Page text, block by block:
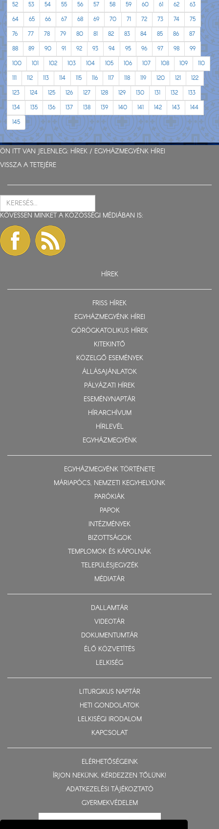
52
53 54 55 56 57 58 59 60 61 62
63
64
65 66 67 68 69 70 71 72 73 74
75
76
77 78 79 80 81 82 83 84 85 86
87
88
89 90 91 92 93 94 95 96 97 98
99
100
101 102 103 104 105 106 107 108 109
110
111
112 113 114 115 116 117 118 119 120 121
122
123
124 125 126 127 128 129 130 131 132
133
134
135 136 137 138 139 140 141 142 143
144
145
ÖN ITT VAN JELENLEG: HÍREK / EGYHÁZMEGYÉNK HÍREI
VISSZA A TETEJÉRE
KÖVESSEN MINKET A KÖZÖSSÉGI MÉDIÁBAN IS:
HÍREK
FRISS HÍREK
EGYHÁZMEGYÉNK HÍREI
GÖRÖGKATOLIKUS HÍREK
KITEKINTŐ
KÖZELGŐ ESEMÉNYEK
ÁLLÁSAJÁNLATOK
PÁLYÁZATI HÍREK
ESEMÉNYNAPTÁR
HÍRARCHÍVUM
HÍRLEVÉL
EGYHÁZMEGYÉNK
EGYHÁZMEGYÉNK TÖRTÉNETE
MÁRIAPÓCS, NEMZETI KEGYHELYÜNK
PARÓKIÁK
PAPOK
INTÉZMÉNYEK
BIZOTTSÁGOK
TEMPLOMOK ÉS KÁPOLNÁK
TELEPÜLÉSJEGYZÉK
MÉDIATÁR
DALLAMTÁR
VIDEOTÁR
DOKUMENTUMTÁR
ÉLŐ KÖZVETÍTÉS
LELKISÉG
LITURGIKUS NAPTÁR
HETI GONDOLATOK
LELKISÉGI IRODALOM
KAPCSOLAT
ELÉRHETŐSÉGEINK
ÍRJON NEKÜNK, KÉRDEZZEN TŐLÜNK!
ADATKEZELÉSI TÁJÉKOZTATÓ
GYERMEKVÉDELEM